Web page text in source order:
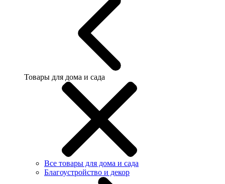
Товары для дома и сада
Все товары для дома и сада
Благоустройство и декор